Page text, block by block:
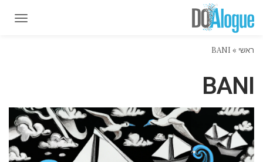
ראשי »
BANI
BANI